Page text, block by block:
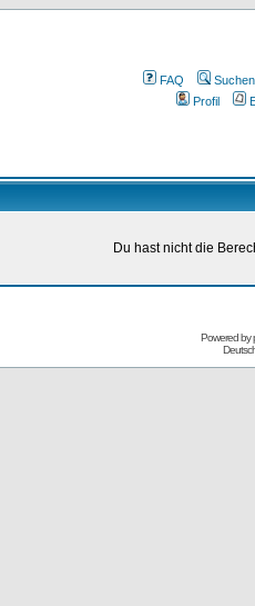
FAQ
Suchen
Profil
Du hast nicht die
Powered by